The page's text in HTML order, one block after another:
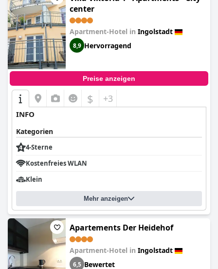
center
Apartment-Hotel in Ingolstadt
8,9 Hervorragend
Preise anzeigen
$ +3
INFO
Kategorien
4-Sterne
Kostenfreies WLAN
Klein
Mehr anzeigen
Apartements Der Heidehof
Apartment-Hotel in Ingolstadt
6,5 Bewertet